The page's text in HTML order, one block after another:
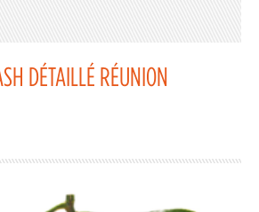
DÉTAILLÉ RÉUNION